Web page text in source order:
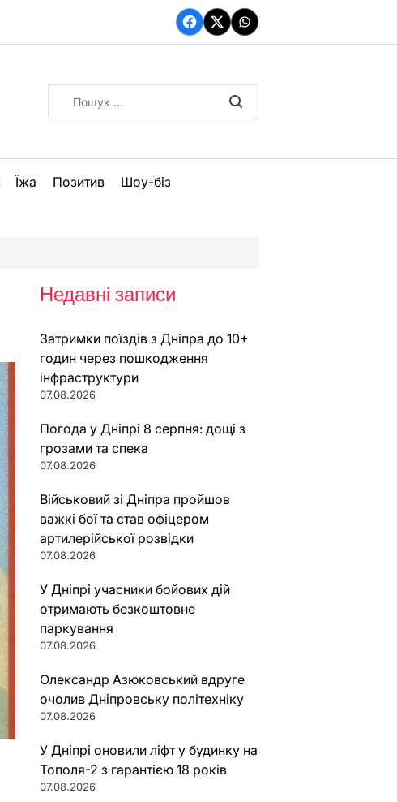
Facebook
TwitterWhatsApp
Їжа Позитив Шоу-біз
Недавні записи
Затримки поїздів з Дніпра до 10+
годин через пошкодження
інфраструктури
07.08.2026
Погода у Дніпрі 8 серпня: дощі з
грозами та спека
07.08.2026
Військовий зі Дніпра пройшов
важкі бої та став офіцером
артилерійської розвідки
07.08.2026
У Дніпрі учасники бойових дій
отримають безкоштовне
паркування
07.08.2026
Олександр Азюковський вдруге
очолив Дніпровську політехніку
07.08.2026
У Дніпрі оновили ліфт у будинку на
Тополя-2 з гарантією 18 років
07.08.2026